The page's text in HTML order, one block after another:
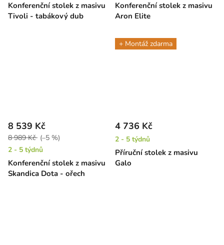
Konferenční stolek z masivu
Tivoli - tabákový dub
Konferenční stolek z masivu
Aron Elite
Konferenční stolek z masivu
Skandica Dota - ořech
8 539 Kč
8 989 Kč (–5 %)
2 - 5 týdnů
+ Montáž zdarma
Příruční stolek z masivu
Galo
4 736 Kč
2 - 5 týdnů